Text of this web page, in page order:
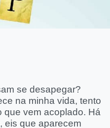
se desapegar?
na minha vida, tento
que vem acoplado. Há
eis que aparecem